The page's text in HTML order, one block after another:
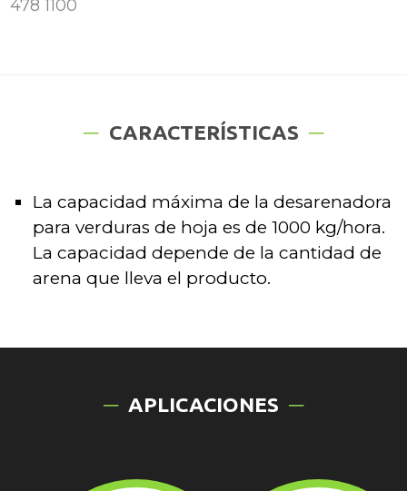
478 1100
CARACTERÍSTICAS
La capacidad máxima de la desarenadora
para verduras de hoja es de 1000 kg/hora.
La capacidad depende de la cantidad de
arena que lleva el producto.
APLICACIONES